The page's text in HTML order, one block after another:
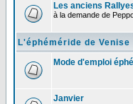
Les anciens
à la demande de
L'éphéméride de Venise
Mode d'emploi
Janvier